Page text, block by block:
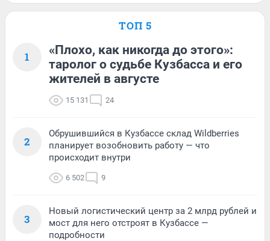
ТОП 5
1
«Плохо, как никогда до этого»:
таролог о судьбе Кузбасса и его
жителей в августе
15 131 24
2
Обрушившийся в Кузбассе склад Wildberries
планирует возобновить работу — что
происходит внутри
6 502 9
3
Новый логистический центр за 2 млрд рублей и
мост для него отстроят в Кузбассе —
подробности